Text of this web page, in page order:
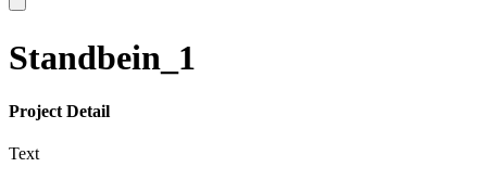
Standbein_1
Project Detail
Text